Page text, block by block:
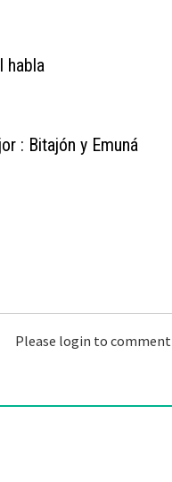
habla
: Bitajón y Emuná
Please login to comment